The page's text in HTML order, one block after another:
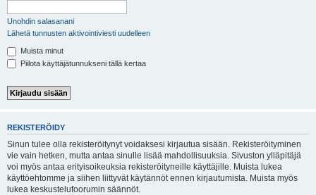
Unohdin salasanani
Lähetä tunnusten aktivointiviesti uudelleen
Muista minut
Piilota käyttäjätunnukseni tällä kertaa
REKISTERÖIDY
Sinun tulee olla rekisteröitynyt voidaksesi kirjautua sisään. Rekisteröityminen
vie vain hetken, mutta antaa sinulle lisää mahdollisuuksia. Sivuston ylläpitäjä
voi myös antaa erityisoikeuksia rekisteröityneille käyttäjille. Muista lukea
käyttöehtomme ja siihen liittyvät käytännöt ennen kirjautumista. Muista myös
lukea keskustelufoorumin säännöt.